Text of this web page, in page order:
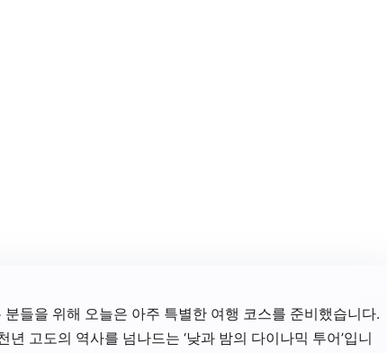
들을 위해 오늘은 아주 특별한 여행 코스를 준비했습니다.
년 고도의 역사를 넘나드는 ‘낮과 밤의 다이나믹 투어’입니